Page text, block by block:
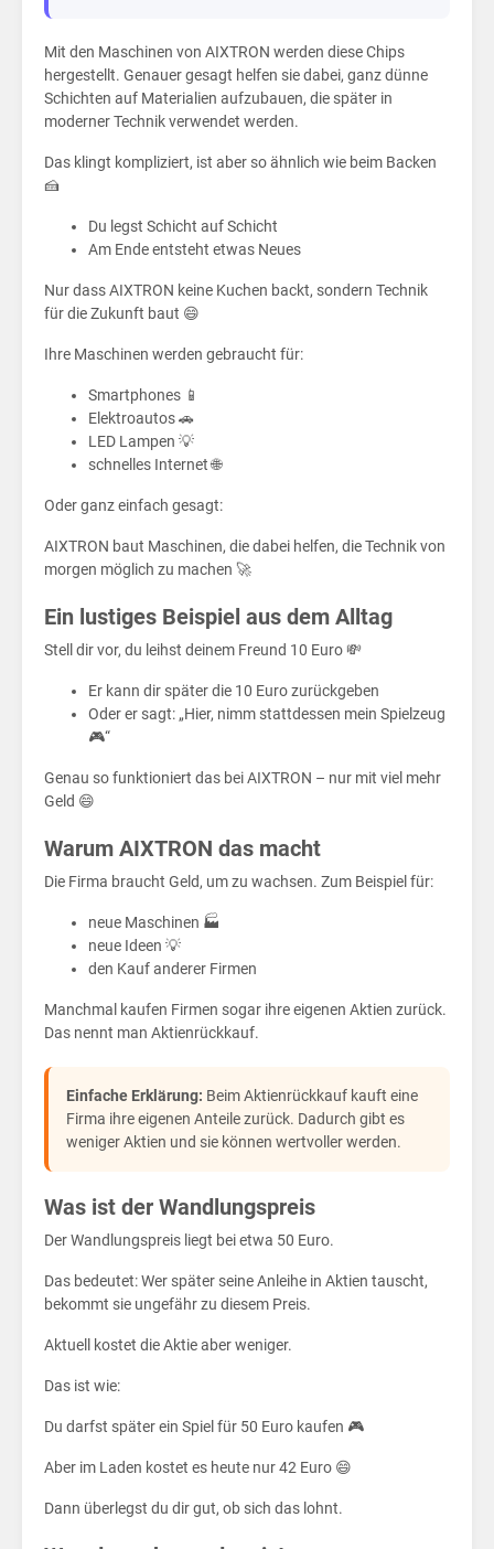
Mit den Maschinen von AIXTRON werden diese Chips
hergestellt. Genauer gesagt helfen sie dabei, ganz dünne
Schichten auf Materialien aufzubauen, die später in
moderner Technik verwendet werden.
Das klingt kompliziert, ist aber so ähnlich wie beim Backen
🍰
Du legst Schicht auf Schicht
Am Ende entsteht etwas Neues
Nur dass AIXTRON keine Kuchen backt, sondern Technik
für die Zukunft baut 😄
Ihre Maschinen werden gebraucht für:
Smartphones 📱
Elektroautos 🚗
LED Lampen 💡
schnelles Internet 🌐
Oder ganz einfach gesagt:
AIXTRON baut Maschinen, die dabei helfen, die Technik von
morgen möglich zu machen 🚀
Ein lustiges Beispiel aus dem Alltag
Stell dir vor, du leihst deinem Freund 10 Euro 💸
Er kann dir später die 10 Euro zurückgeben
Oder er sagt: „Hier, nimm stattdessen mein Spielzeug
🎮“
Genau so funktioniert das bei AIXTRON – nur mit viel mehr
Geld 😄
Warum AIXTRON das macht
Die Firma braucht Geld, um zu wachsen. Zum Beispiel für:
neue Maschinen 🏭
neue Ideen 💡
den Kauf anderer Firmen
Manchmal kaufen Firmen sogar ihre eigenen Aktien zurück.
Das nennt man Aktienrückkauf.
Einfache Erklärung: Beim Aktienrückkauf kauft eine
Firma ihre eigenen Anteile zurück. Dadurch gibt es
weniger Aktien und sie können wertvoller werden.
Was ist der Wandlungspreis
Der Wandlungspreis liegt bei etwa 50 Euro.
Das bedeutet: Wer später seine Anleihe in Aktien tauscht,
bekommt sie ungefähr zu diesem Preis.
Aktuell kostet die Aktie aber weniger.
Das ist wie:
Du darfst später ein Spiel für 50 Euro kaufen 🎮
Aber im Laden kostet es heute nur 42 Euro 😄
Dann überlegst du dir gut, ob sich das lohnt.